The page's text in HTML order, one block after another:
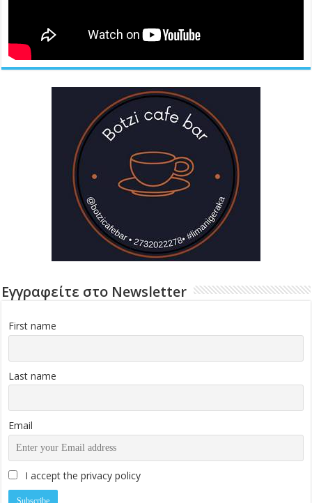
Εγγραφείτε στο Newsletter
First name
Last name
Email
I accept the privacy policy